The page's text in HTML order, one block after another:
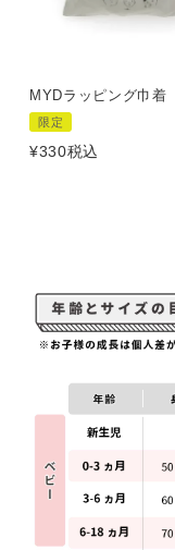
MYDラッピング巾着
限定
¥330税込